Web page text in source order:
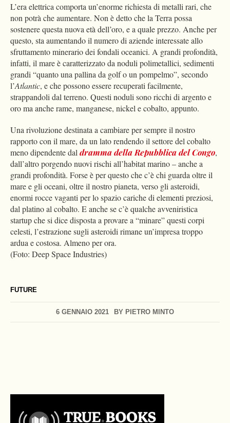
FUTURE
6 GENNAIO 2021 BY PIETRO MINTO
L’era elettrica comporta un’enorme richiesta di metalli rari, che
non potrà che aumentare. Non è detto che la Terra possa
sostenere questa nuova età dell’oro, e a quale prezzo. Anche per
questo, sta aumentando il numero di aziende interessate allo
sfruttamento minerario dei fondali oceanici. A grandi profondità,
infatti, il mare è caratterizzato da noduli polimetallici, sedimenti
grandi “quanto una pallina da golf o un pompelmo”, secondo
l’Atlantic, e che possono essere recuperati facilmente,
strappandoli dal terreno. Questi noduli sono ricchi di argento e
oro ma anche rame, manganese, nickel e cobalto, appunto.
Una rivoluzione destinata a cambiare per sempre il nostro
rapporto con il mare, da un lato rendendo il settore del cobalto
meno dipendente dal dramma della Repubblica del Congo,
dall’altro porgendo nuovi rischi all’habitat marino – anche a
grandi profondità. Forse è per questo che c’è chi guarda oltre il
mare e gli oceani, oltre il nostro pianeta, verso gli asteroidi,
enormi rocce vaganti per lo spazio cariche di elementi preziosi,
dal platino al cobalto. E anche se c’è qualche avveniristica
startup che si dice disposta a provare a “minare” questi corpi
celesti, l’estrazione sugli asteroidi rimane un’impresa troppo
ardua e costosa. Almeno per ora.
(Foto: Deep Space Industries)